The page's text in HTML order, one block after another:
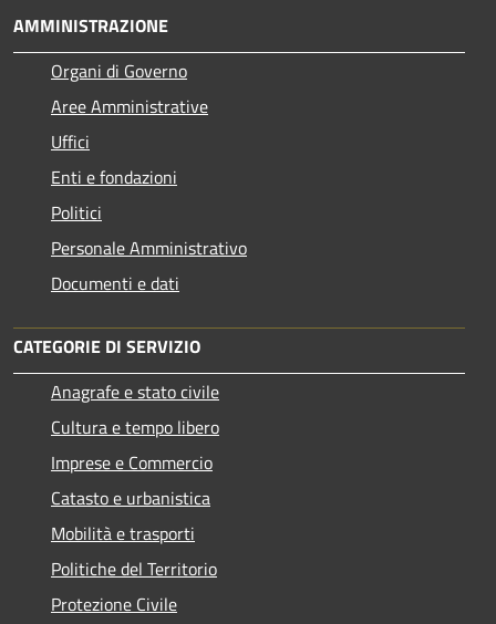
AMMINISTRAZIONE
Organi di Governo
Aree Amministrative
Uffici
Enti e fondazioni
Politici
Personale Amministrativo
Documenti e dati
CATEGORIE DI SERVIZIO
Anagrafe e stato civile
Cultura e tempo libero
Imprese e Commercio
Catasto e urbanistica
Mobilità e trasporti
Politiche del Territorio
Protezione Civile